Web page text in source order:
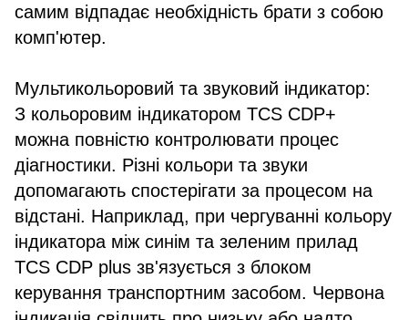
самим відпадає необхідність брати з собою
комп'ютер.
Мультикольоровий та звуковий індикатор:
З кольоровим індикатором TCS CDP+
можна повністю контролювати процес
діагностики. Різні кольори та звуки
допомагають спостерігати за процесом на
відстані. Наприклад, при чергуванні кольору
індикатора між синім та зеленим прилад
TCS CDP plus зв'язується з блоком
керування транспортним засобом. Червона